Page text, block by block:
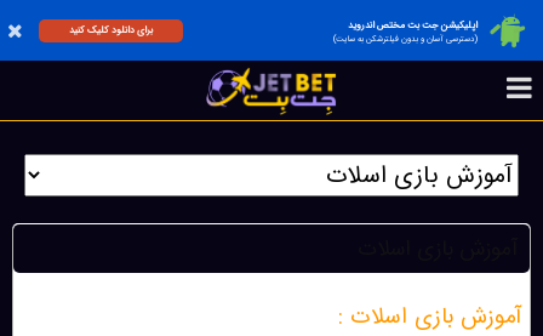
اپلیکیشن جت بت مختص اندروید
(دسترسی آسان و بدون فیلترشکن به سایت)
برای دانلود کلیک کنید
آموزش بازی اسلات :